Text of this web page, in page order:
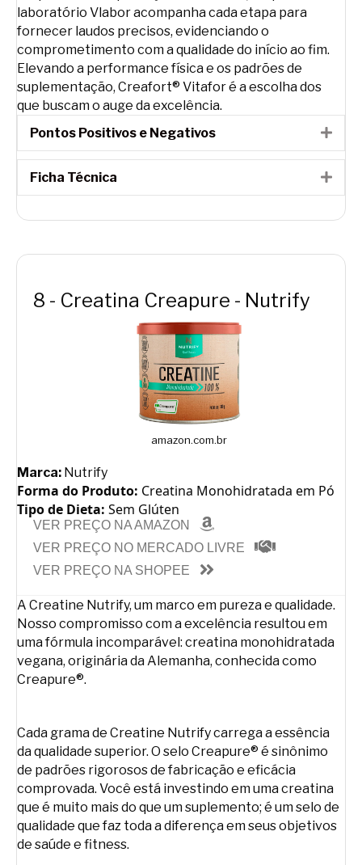
laboratório Vlabor acompanha cada etapa para
fornecer laudos precisos, evidenciando o
comprometimento com a qualidade do início ao fim.
Elevando a performance física e os padrões de
suplementação, Creafort® Vitafor é a escolha dos
que buscam o auge da excelência.
Pontos Positivos e Negativos
Ficha Técnica
8 - Creatina Creapure - Nutrify
amazon.com.br
Marca: Nutrify
Forma do Produto: Creatina Monohidratada em Pó
Tipo de Dieta: Sem Glúten
VER PREÇO NA AMAZON
VER PREÇO NO MERCADO LIVRE
VER PREÇO NA SHOPEE
A Creatine Nutrify, um marco em pureza e qualidade.
Nosso compromisso com a excelência resultou em
uma fórmula incomparável: creatina monohidratada
vegana, originária da Alemanha, conhecida como
Creapure®.
Cada grama de Creatine Nutrify carrega a essência
da qualidade superior. O selo Creapure® é sinônimo
de padrões rigorosos de fabricação e eficácia
comprovada. Você está investindo em uma creatina
que é muito mais do que um suplemento; é um selo de
qualidade que faz toda a diferença em seus objetivos
de saúde e fitness.